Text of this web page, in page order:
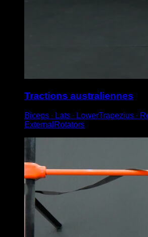
Tractions australiennes
Biceps ∙ Lats ∙ LowerTrapezius ∙
ExternalRotators